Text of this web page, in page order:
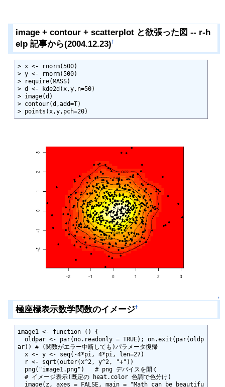
image + contour + scatterplot と欲張った図 -- r-h
elp 記事から(2004.12.23)†
> x <- rnorm(500)
> y <- rnorm(500)
> require(MASS)
> d <- kde2d(x,y,n=50)
> image(d)
> contour(d,add=T)
> points(x,y,pch=20)
↑
極座標表示数学関数のイメージ†
image1 <- function () {
ar)) # (関数がエラー中断しても)パラメータ復帰